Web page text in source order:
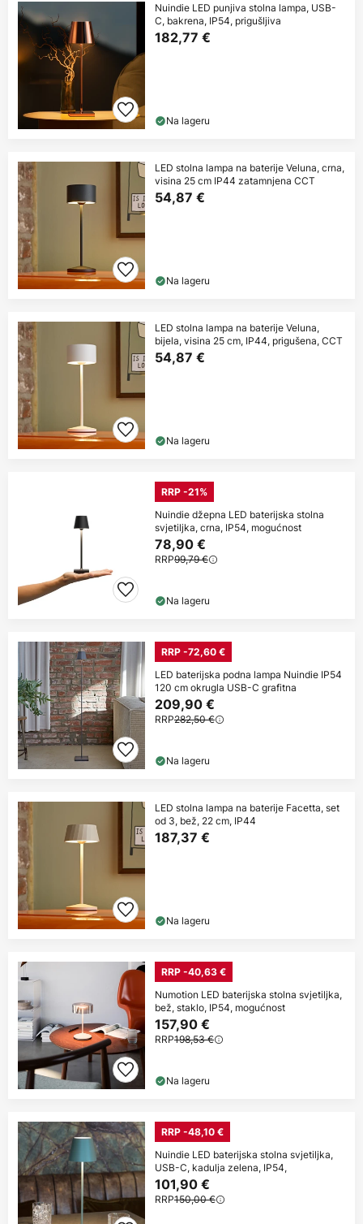
Nuindie LED punjiva stolna lampa, USB-
C, bakrena, IP54, prigušljiva
182,77 €
Na lageru
LED stolna lampa na baterije Veluna, crna,
visina 25 cm IP44 zatamnjena CCT
54,87 €
Na lageru
LED stolna lampa na baterije Veluna,
bijela, visina 25 cm, IP44, prigušena, CCT
54,87 €
Na lageru
RRP -21%
Nuindie džepna LED baterijska stolna
svjetiljka, crna, IP54, mogućnost
78,90 €
RRP99,79 €
Na lageru
RRP -72,60 €
LED baterijska podna lampa Nuindie IP54
120 cm okrugla USB-C grafitna
209,90 €
RRP282,50 €
Na lageru
LED stolna lampa na baterije Facetta, set
od 3, bež, 22 cm, IP44
187,37 €
Na lageru
RRP -40,63 €
Numotion LED baterijska stolna svjetiljka,
bež, staklo, IP54, mogućnost
157,90 €
RRP198,53 €
Na lageru
RRP -48,10 €
Nuindie LED baterijska stolna svjetiljka,
USB-C, kadulja zelena, IP54,
101,90 €
RRP150,00 €